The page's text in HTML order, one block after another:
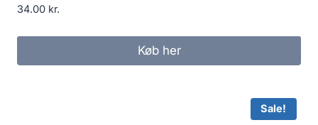
34.00 kr.
Køb her
Sale!